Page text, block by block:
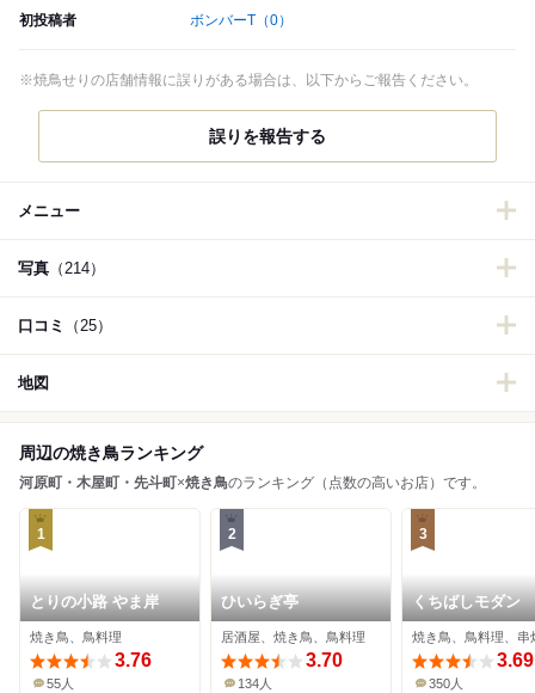
初投稿者 ボンバーT （0）
※焼鳥せりの店舗情報に誤りがある場合は、以下からご報告ください。
誤りを報告する
メニュー
写真 （214）
口コミ （25）
地図
周辺の焼き鳥ランキング
河原町・木屋町・先斗町×焼き鳥のランキング（点数の高いお店）です。
1
とりの小路 やま岸
焼き鳥、鳥料理
3.76
55人
2
ひいらぎ亭
居酒屋、焼き鳥、鳥料理
3.70
134人
3
くちばしモダン
焼き鳥、鳥料理、串
3.69
350人